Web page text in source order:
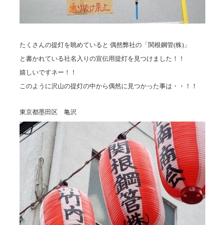
たくさんの提灯を眺めていると 偶然弊社の「関根鋼管(株)」
と書かれている社名入りの宣伝用提灯を見つけました！！
嬉しいですネー！！
このように沢山の提灯の中から偶然に見つかった事は・・！！
東京都墨田区 亀沢